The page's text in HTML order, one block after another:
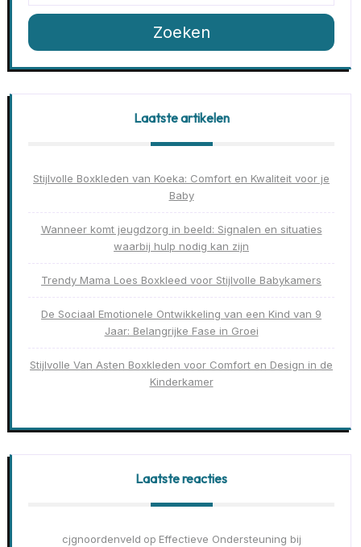
Zoeken
Laatste artikelen
Stijlvolle Boxkleden van Koeka: Comfort en Kwaliteit voor je
Baby
Wanneer komt jeugdzorg in beeld: Signalen en situaties
waarbij hulp nodig kan zijn
Trendy Mama Loes Boxkleed voor Stijlvolle Babykamers
De Sociaal Emotionele Ontwikkeling van een Kind van 9
Jaar: Belangrijke Fase in Groei
Stijlvolle Van Asten Boxkleden voor Comfort en Design in de
Kinderkamer
Laatste reacties
cjgnoordenveld op Effectieve Ondersteuning bij